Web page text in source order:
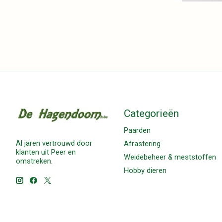
Al jaren vertrouwd door
klanten uit Peer en
omstreken.
Categorieën
Paarden
Afrastering
Weidebeheer & meststoffen
Hobby dieren